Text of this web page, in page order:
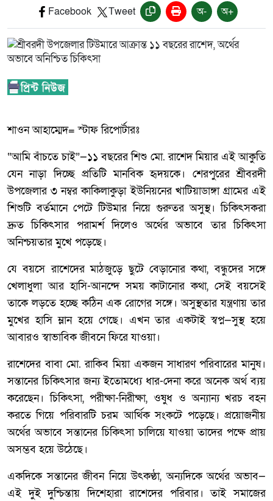
Facebook Tweet অ- অ+
শাওন আহাম্মেদ= স্টাফ রিপোর্টারঃ
“আমি বাঁচতে চাই”—১১ বছরের শিশু মো. রাশেদ মিয়ার এই আকুতি
যেন নাড়া দিচ্ছে প্রতিটি মানবিক হৃদয়কে। শেরপুরের শ্রীবরদী
উপজেলার ৩ নম্বর কাকিলাকুড়া ইউনিয়নের খাটিয়াডাঙ্গা গ্রামের এই
শিশুটি বর্তমানে পেটে টিউমার নিয়ে গুরুতর অসুস্থ। চিকিৎসকরা
দ্রুত চিকিৎসার পরামর্শ দিলেও অর্থের অভাবে তার চিকিৎসা
অনিশ্চয়তার মুখে পড়েছে।
যে বয়সে রাশেদের মাঠজুড়ে ছুটে বেড়ানোর কথা, বন্ধুদের সঙ্গে
খেলাধুলা আর হাসি-আনন্দে সময় কাটানোর কথা, সেই বয়সেই
তাকে লড়তে হচ্ছে কঠিন এক রোগের সঙ্গে। অসুস্থতার যন্ত্রণায় তার
মুখের হাসি ম্লান হয়ে গেছে। এখন তার একটাই স্বপ্ন—সুস্থ হয়ে
আবারও স্বাভাবিক জীবনে ফিরে যাওয়া।
রাশেদের বাবা মো. রাকিব মিয়া একজন সাধারণ পরিবারের মানুষ।
সন্তানের চিকিৎসার জন্য ইতোমধ্যে ধার-দেনা করে অনেক অর্থ ব্যয়
করেছেন। চিকিৎসা, পরীক্ষা-নিরীক্ষা, ওষুধ ও অন্যান্য খরচ বহন
করতে গিয়ে পরিবারটি চরম আর্থিক সংকটে পড়েছে। প্রয়োজনীয়
অর্থের অভাবে সন্তানের চিকিৎসা চালিয়ে যাওয়া তাদের পক্ষে প্রায়
অসম্ভব হয়ে উঠেছে।
একদিকে সন্তানের জীবন নিয়ে উৎকণ্ঠা, অন্যদিকে অর্থের অভাব—
এই দুই দুশ্চিন্তায় দিশেহারা রাশেদের পরিবার। তাই সমাজের